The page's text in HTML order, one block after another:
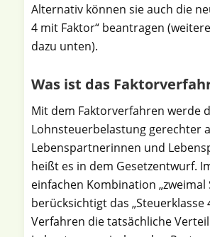
Alternativ können sie auch die
4 mit Faktor“ beantragen
dazu unten).
Was ist das
Mit dem Faktorverfahren werde
Lohnsteuerbelastung gerechter
Lebenspartnerinnen und
heißt es in dem Gesetzentwurf.
einfachen Kombination „zweimal
berücksichtigt das „Steuerklasse
Verfahren die tatsächliche